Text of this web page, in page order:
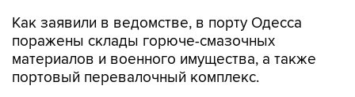
Как заявили в ведомстве, в порту Одесса
поражены склады горюче-смазочных
материалов и военного имущества, а также
портовый перевалочный комплекс.